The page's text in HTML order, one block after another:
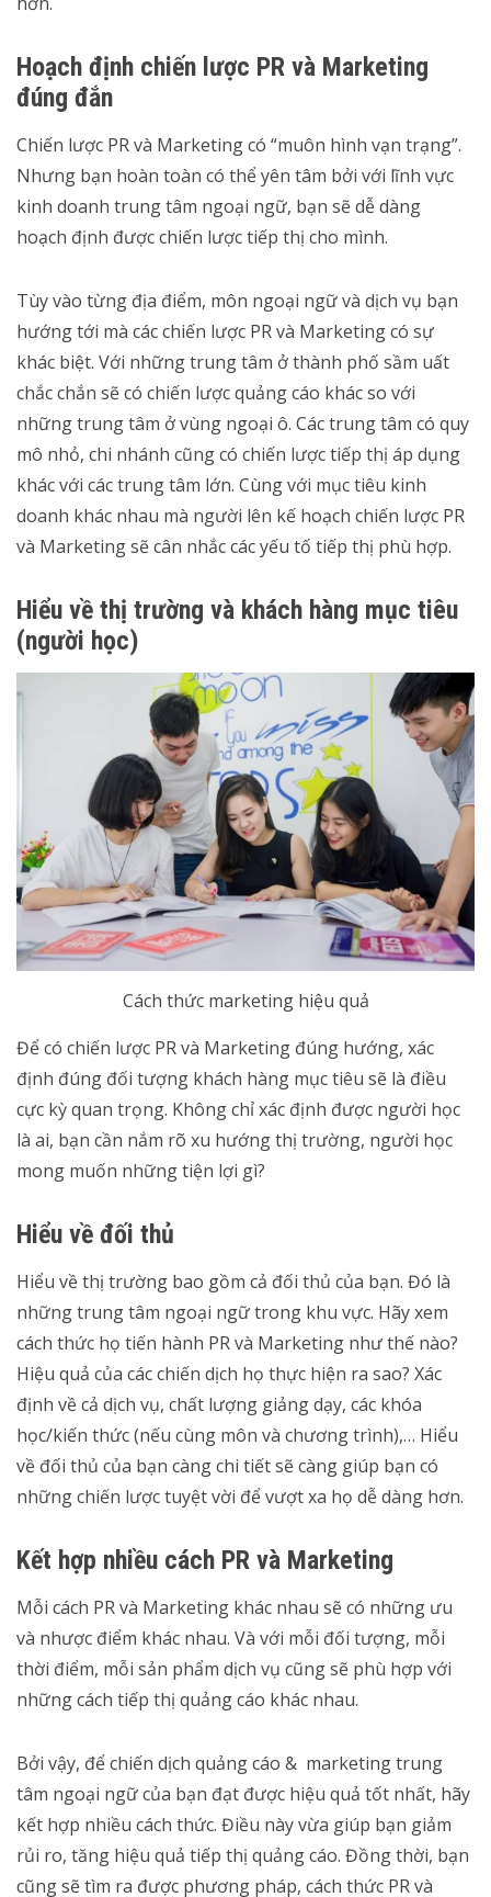
Hoạch định chiến lược PR và Marketing
đúng đắn
Chiến lược PR và Marketing có “muôn hình vạn trạng”.
Nhưng bạn hoàn toàn có thể yên tâm bởi với lĩnh vực
kinh doanh trung tâm ngoại ngữ, bạn sẽ dễ dàng
hoạch định được chiến lược tiếp thị cho mình.
Tùy vào từng địa điểm, môn ngoại ngữ và dịch vụ bạn
hướng tới mà các chiến lược PR và Marketing có sự
khác biệt. Với những trung tâm ở thành phố sầm uất
chắc chắn sẽ có chiến lược quảng cáo khác so với
những trung tâm ở vùng ngoại ô. Các trung tâm có quy
mô nhỏ, chi nhánh cũng có chiến lược tiếp thị áp dụng
khác với các trung tâm lớn. Cùng với mục tiêu kinh
doanh khác nhau mà người lên kế hoạch chiến lược PR
và Marketing sẽ cân nhắc các yếu tố tiếp thị phù hợp.
Hiểu về thị trường và khách hàng mục tiêu
(người học)
Cách thức marketing hiệu quả
Để có chiến lược PR và Marketing đúng hướng, xác
định đúng đối tượng khách hàng mục tiêu sẽ là điều
cực kỳ quan trọng. Không chỉ xác định được người học
là ai, bạn cần nắm rõ xu hướng thị trường, người học
mong muốn những tiện lợi gì?
Hiểu về đối thủ
Hiểu về thị trường bao gồm cả đối thủ của bạn. Đó là
những trung tâm ngoại ngữ trong khu vực. Hãy xem
cách thức họ tiến hành PR và Marketing như thế nào?
Hiệu quả của các chiến dịch họ thực hiện ra sao? Xác
định về cả dịch vụ, chất lượng giảng dạy, các khóa
học/kiến thức (nếu cùng môn và chương trình),… Hiểu
về đối thủ của bạn càng chi tiết sẽ càng giúp bạn có
những chiến lược tuyệt vời để vượt xa họ dễ dàng hơn.
Kết hợp nhiều cách PR và Marketing
Mỗi cách PR và Marketing khác nhau sẽ có những ưu
và nhược điểm khác nhau. Và với mỗi đối tượng, mỗi
thời điểm, mỗi sản phẩm dịch vụ cũng sẽ phù hợp với
những cách tiếp thị quảng cáo khác nhau.
Bởi vậy, để chiến dịch quảng cáo & marketing trung
tâm ngoại ngữ của bạn đạt được hiệu quả tốt nhất, hãy
kết hợp nhiều cách thức. Điều này vừa giúp bạn giảm
rủi ro, tăng hiệu quả tiếp thị quảng cáo. Đồng thời, bạn
cũng sẽ tìm ra được phương pháp, cách thức PR và